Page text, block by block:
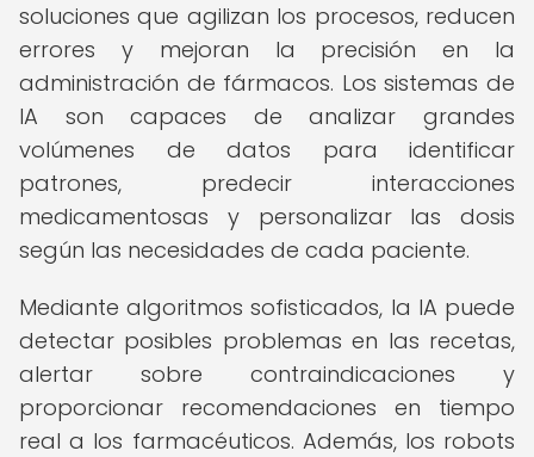
soluciones que agilizan los procesos, reducen
errores y mejoran la precisión en la
administración de fármacos. Los sistemas de
IA son capaces de analizar grandes
volúmenes de datos para identificar
patrones, predecir interacciones
medicamentosas y personalizar las dosis
según las necesidades de cada paciente.
Mediante algoritmos sofisticados, la IA puede
detectar posibles problemas en las recetas,
alertar sobre contraindicaciones y
proporcionar recomendaciones en tiempo
real a los farmacéuticos. Además, los robots